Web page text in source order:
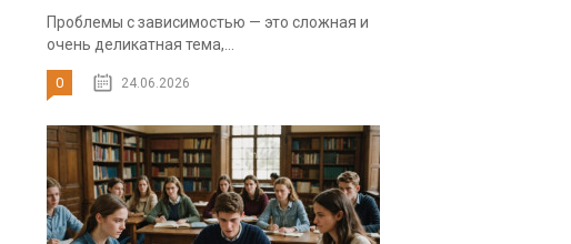
Проблемы с зависимостью — это сложная и
очень деликатная тема,...
0 24.06.2026